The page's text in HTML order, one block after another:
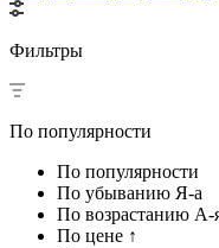
Фильтры
По популярности
По популярности
По убыванию Я-а
По возрастанию А-
По цене ↑